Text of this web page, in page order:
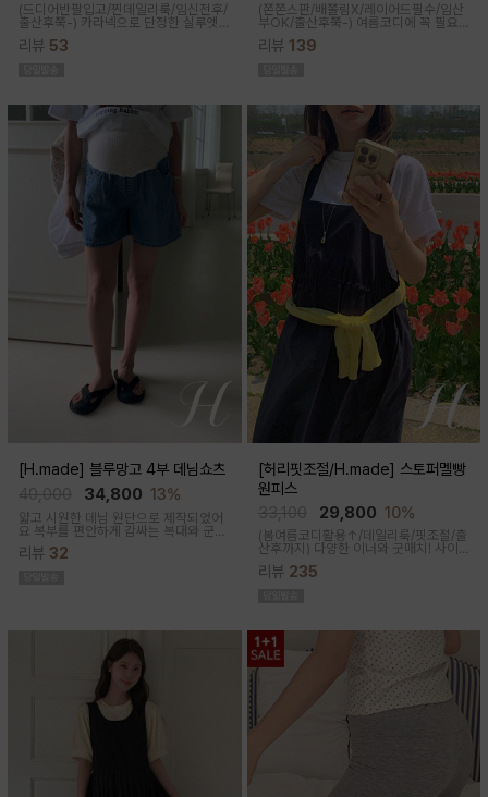
(드디어반팔입고/찐데일리룩/임신전후/
출산후쭉-) 카라넥으로 단정한 실루엣
과 배색 디테일이 들어가면서 전체적으
로 여유있는 핏감과 미운 군살을 가려주
리뷰 53
(쫀쫀스판/배쫄림X/레이어드필수/임산
부OK/출산후쭉-) 여름코디에 꼭 필요
한 핫아이템, 스포티한 무드의 바이커팬
츠!쫀쫀한 다리라인과 배부분은 부드럽
리뷰 139
[H.made] 블루망고 4부 데님쇼츠
34,800 13%
얇고 시원한 데님 원단으로 제작되었어
요 복부를 편안하게 감싸는 복대와 군살
커버되는 여유핏! 사이드&뒷포켓, 노란
스티치로 실용성과 포인트를 더했어요
리뷰 32
[허리핏조절/H.made] 스토퍼멜빵
원피스
29,800 10%
(봄여름코디활용↑/데일리룩/핏조절/출
산후까지) 다양한 이너와 굿매치! 사이
캐쥬얼한 무드의 뷔스티에 원피스에요
리뷰 235